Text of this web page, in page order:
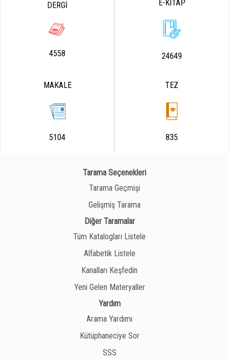
DERGİ
4558
E-KİTAP
24649
MAKALE
5104
TEZ
835
Tarama Seçenekleri
Tarama Geçmişi
Gelişmiş Tarama
Diğer Taramalar
Tüm Katalogları Listele
Alfabetik Listele
Kanalları Keşfedin
Yeni Gelen Materyaller
Yardım
Arama Yardımı
Kütüphaneciye Sor
SSS